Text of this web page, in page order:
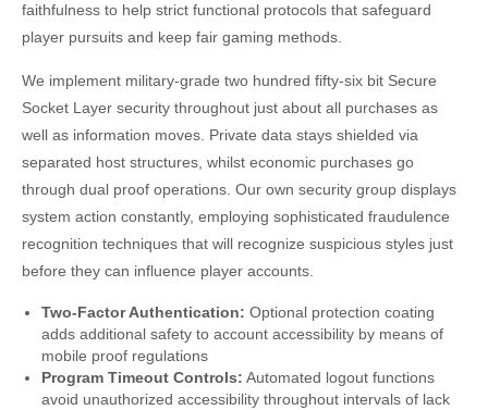
faithfulness to help strict functional protocols that safeguard
player pursuits and keep fair gaming methods.
We implement military-grade two hundred fifty-six bit Secure
Socket Layer security throughout just about all purchases as
well as information moves. Private data stays shielded via
separated host structures, whilst economic purchases go
through dual proof operations. Our own security group displays
system action constantly, employing sophisticated fraudulence
recognition techniques that will recognize suspicious styles just
before they can influence player accounts.
Two-Factor Authentication: Optional protection coating
adds additional safety to account accessibility by means of
mobile proof regulations
Program Timeout Controls: Automated logout functions
avoid unauthorized accessibility throughout intervals of lack